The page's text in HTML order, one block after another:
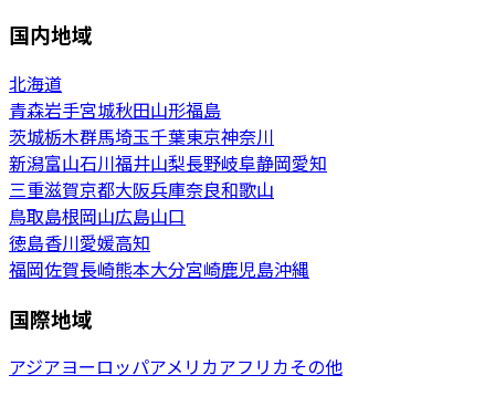
国内地域
北海道
青森岩手宮城秋田山形福島
茨城栃木群馬埼玉千葉東京神奈川
新潟富山石川福井山梨長野岐阜静岡愛知
三重滋賀京都大阪兵庫奈良和歌山
鳥取島根岡山広島山口
徳島香川愛媛高知
福岡佐賀長崎熊本大分宮崎鹿児島沖縄
国際地域
アジアヨーロッパアメリカアフリカその他